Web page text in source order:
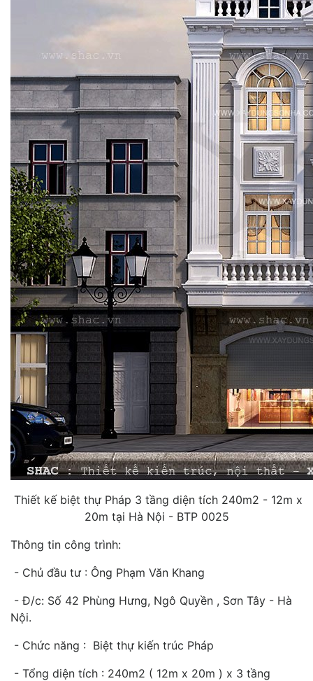
Thiết kế biệt thự Pháp 3 tầng diện tích 240m2 - 12m x
20m tại Hà Nội - BTP 0025
Thông tin công trình:
- Chủ đầu tư : Ông Phạm Văn Khang
- Đ/c: Số 42 Phùng Hưng, Ngô Quyền , Sơn Tây - Hà
Nội.
- Chức năng : Biệt thự kiến trúc Pháp
- Tổng diện tích : 240m2 ( 12m x 20m ) x 3 tầng